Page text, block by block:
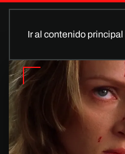
Ir al contenido principal